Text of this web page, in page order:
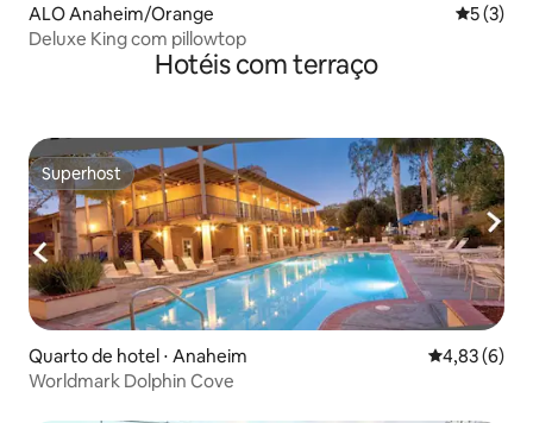
ALO Anaheim/Orange 5 de
5 (3)
Deluxe King com pillowtop
Hotéis com terraço
Superhost
Superhost
Quarto de hotel ⋅ Anaheim 4,83 de uma
4,83 (6)
Worldmark Dolphin Cove